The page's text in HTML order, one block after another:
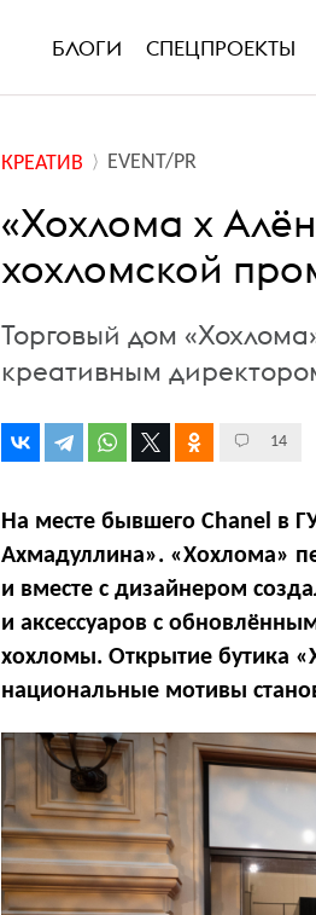
БЛОГИ СПЕЦПРОЕКТЫ
КРЕАТИВ EVENT/PR
«Хохлома х
хохломской
Торговый дом
креативным
14
На месте бывшего Chanel в
Ахмадуллина». «Хохлома»
и вместе с дизайнером
и аксессуаров с
хохломы. Открытие бутика
национальные мотивы